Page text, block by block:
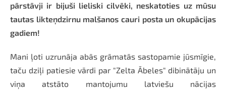
pārstāvji ir bijuši lieliski cilvēki, neskatoties uz mūsu
tautas likteņdzirnu malšanos cauri posta un okupācijas
gadiem!
Mani ļoti uzrunāja abās grāmatās sastopamie jūsmīgie,
taču dziļi patiesie vārdi par "Zelta Ābeles" dibinātāju un
viņa atstāto mantojumu latviešu nācijas